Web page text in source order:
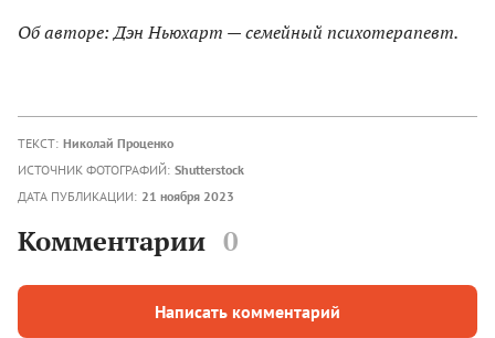
Об авторе: Дэн Ньюхарт — семейный психотерапевт.
ТЕКСТ: Николай Проценко
ИСТОЧНИК ФОТОГРАФИЙ: Shutterstock
ДАТА ПУБЛИКАЦИИ: 21 ноября 2023
Комментарии 0
Написать комментарий